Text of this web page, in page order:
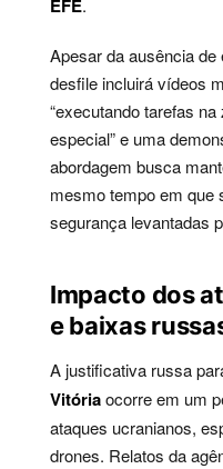
EFE.
Apesar da ausência
desfile incluirá vídeos
“executando tarefas
especial” e uma
abordagem busca
mesmo tempo em que
segurança levantadas
Impacto dos
e baixas
A justificativa russa
Vitóriaocorre em um
ataques ucranianos,
drones. Relatos da